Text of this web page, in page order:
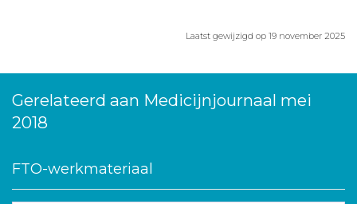
Laatst gewijzigd op 19 november 2025
Gerelateerd aan Medicijnjournaal mei
2018
FTO-werkmateriaal